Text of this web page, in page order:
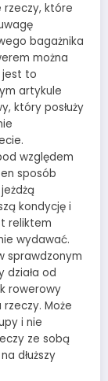
rzeczy, które
bagażnika
można
jest to
artykule
który posłuży
względem
sposób
kondycję i
reliktem
wydawać.
sprawdzonym
działa od
rowerowy
Może
i nie
ze sobą
dłuższy